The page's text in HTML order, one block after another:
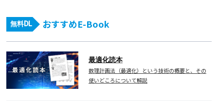
無料DL おすすめE-Book
最適化読本
数理計画法（最適化）という技術の概要と、その
使いどころについて解説